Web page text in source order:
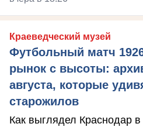
Краеведческий музей
Футбольный матч
рынок с высоты:
августа, которые
старожилов
Как выглядел Краснодар в